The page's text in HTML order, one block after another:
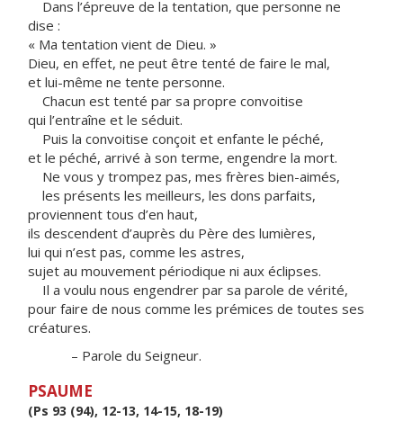
Dans l’épreuve de la tentation, que personne ne
dise :
« Ma tentation vient de Dieu. »
Dieu, en effet, ne peut être tenté de faire le mal,
et lui-même ne tente personne.
Chacun est tenté par sa propre convoitise
qui l’entraîne et le séduit.
Puis la convoitise conçoit et enfante le péché,
et le péché, arrivé à son terme, engendre la mort.
Ne vous y trompez pas, mes frères bien-aimés,
les présents les meilleurs, les dons parfaits,
proviennent tous d’en haut,
ils descendent d’auprès du Père des lumières,
lui qui n’est pas, comme les astres,
sujet au mouvement périodique ni aux éclipses.
Il a voulu nous engendrer par sa parole de vérité,
pour faire de nous comme les prémices de toutes ses
créatures.
– Parole du Seigneur.
PSAUME
(Ps 93 (94), 12-13, 14-15, 18-19)